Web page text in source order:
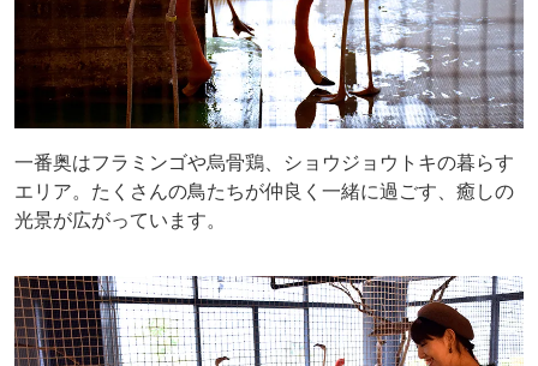
一番奥はフラミンゴや烏骨鶏、ショウジョウトキの暮らす
エリア。たくさんの鳥たちが仲良く一緒に過ごす、癒しの
光景が広がっています。